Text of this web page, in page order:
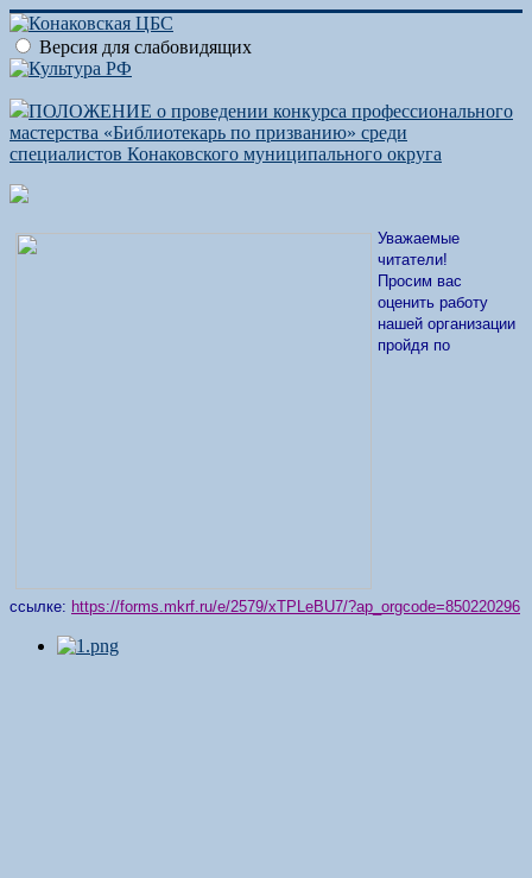
Версия для слабовидящих
ПОЛОЖЕНИЕ о проведении конкурса профессионального
мастерства «Библиотекарь по призванию» среди
специалистов Конаковского муниципального округа
Уважаемые
читатели!
Просим вас
оценить работу
нашей организации
пройдя по
ссылке: https://forms.mkrf.ru/e/2579/xTPLeBU7/?ap_orgcode=850220296